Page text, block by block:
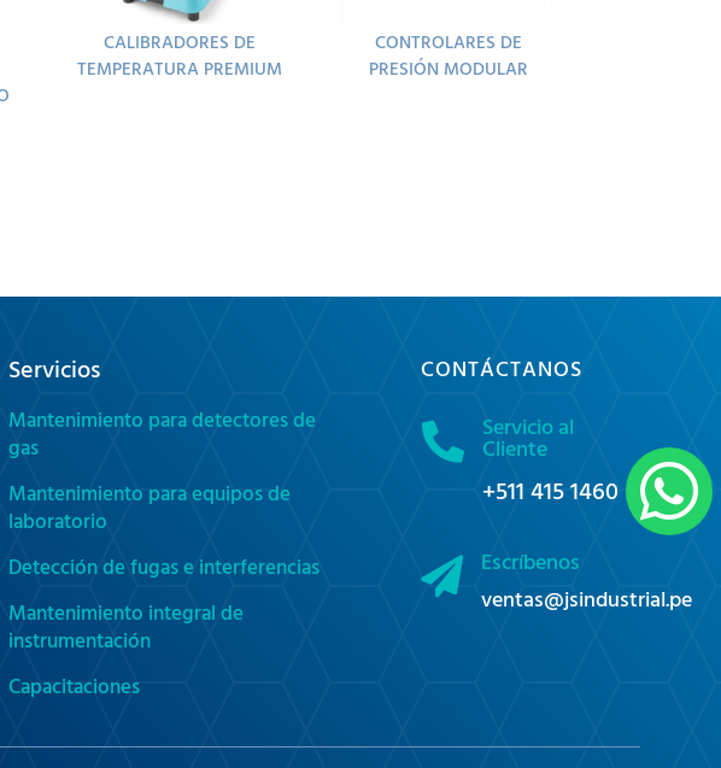
CALIBRADORES DE
TEMPERATURA PREMIUM
CONTROLARES DE
PRESIÓN MODULAR
Servicios
Mantenimiento para detectores de
gas
Mantenimiento para equipos de
laboratorio
Detección de fugas e interferencias
Mantenimiento integral de
instrumentación
Capacitaciones
CONTÁCTANOS
 Servicio al
Cliente
+511 415 1460
 Escríbenos
ventas@jsindustrial.pe
